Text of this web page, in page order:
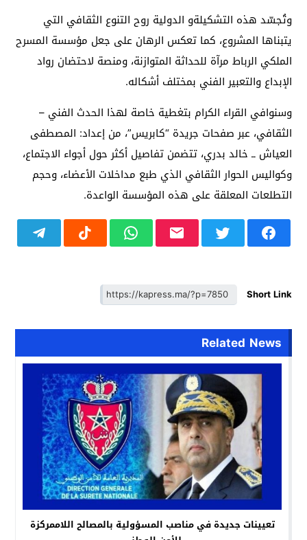
وتُجسّد هذه التشكيلةو الدولية روح التنوع الثقافي التي
يتبناها المشروع، كما تعكس الرهان على جعل مؤسسة المسرح
الملكي الرباط مرآة للحداثة المتوازنة، ومنصة لاحتضان رواد
الإبداع والتعبير الفني بمختلف أشكاله.
وسنوافي القراء الكرام بتغطية خاصة لهذا الحدث الفني –
الثقافي، عبر صفحات جريدة “كابريس”، من إعداد: المصطفى
العياش ــ خالد بدري، تتضمن تفاصيل أكثر حول أجواء الاجتماع،
وكواليس الحوار الثقافي الذي طبع مداخلات الأعضاء، وحجم
التطلعات المعلقة على هذه المؤسسة الواعدة.
Short Link
Related News
تعيينات جديدة في مناصب المسؤولية بالمصالح اللاممركزة